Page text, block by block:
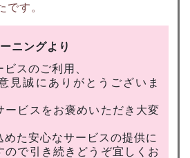
です。
ニングより
スのご利用、
見誠にありがとうございま
ービスをお褒めいただき大変
めた安心なサービスの提供に
ので引き続きどうぞ宜しくお